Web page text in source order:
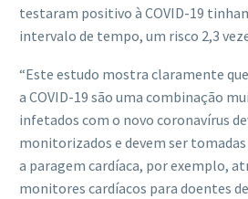
testaram positivo à COVID-19
intervalo de tempo, um risco 2,3
“Este estudo mostra claramente
a COVID-19 são uma combinação
infetados com o novo coronavírus
monitorizados e devem ser
a paragem cardíaca, por exemplo,
monitores cardíacos para doentes